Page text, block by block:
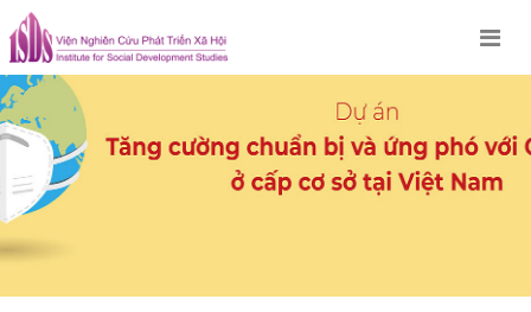
Skip
to
content